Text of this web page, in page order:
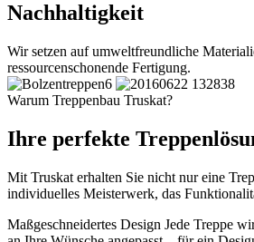
Nachhaltigkeit
Wir setzen auf umweltfreundliche
ressourcenschonende Fertigung.
Warum Treppenbau Truskat?
Ihre perfekte
Mit Truskat erhalten Sie nicht nur eine
individuelles Meisterwerk, das
Maßgeschneidertes Design Jede Treppe